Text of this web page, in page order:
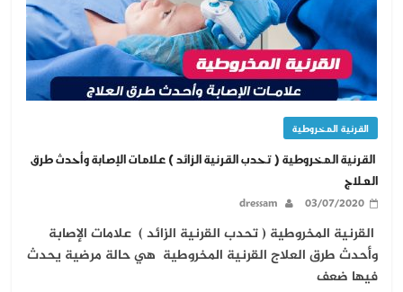
القرنية المخروطية
القرنية المخروطية ( تحدب القرنية الزائد ) علامات الإصابة وأحدث طرق
العلاج
03/07/2020
dressam
القرنية المخروطية ( تحدب القرنية الزائد ) علامات الإصابة
وأحدث طرق العلاج القرنية المخروطية هي حالة مرضية يحدث
فيها ضعف